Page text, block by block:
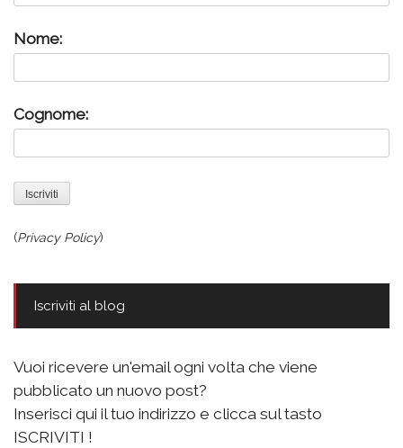
Nome:
Cognome:
(Privacy Policy)
Iscriviti al blog
Vuoi ricevere un'email ogni volta che viene
pubblicato un nuovo post?
Inserisci qui il tuo indirizzo e clicca sul tasto
ISCRIVITI !